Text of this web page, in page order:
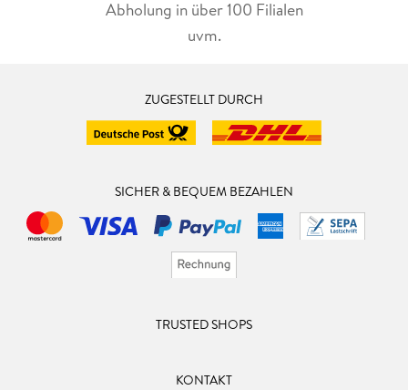
Abholung in über 100 Filialen
uvm.
ZUGESTELLT DURCH
SICHER & BEQUEM BEZAHLEN
TRUSTED SHOPS
KONTAKT